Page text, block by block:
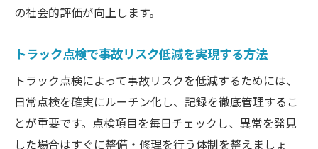
の社会的評価が向上します。
トラック点検で事故リスク低減を実現する方法
トラック点検によって事故リスクを低減するためには、
日常点検を確実にルーチン化し、記録を徹底管理するこ
とが重要です。点検項目を毎日チェックし、異常を発見
した場合はすぐに整備・修理を行う体制を整えましょ